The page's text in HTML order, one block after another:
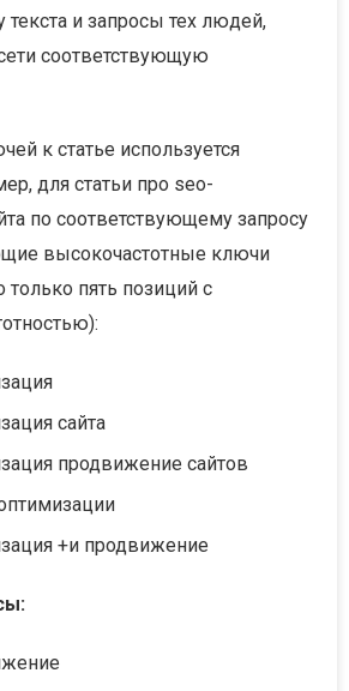
и запросы тех людей,
соответствующую
к статье используется
для статьи про seo-
по соответствующему запросу
высокочастотные ключи
пять позиций с
сайта
продвижение сайтов
+и продвижение